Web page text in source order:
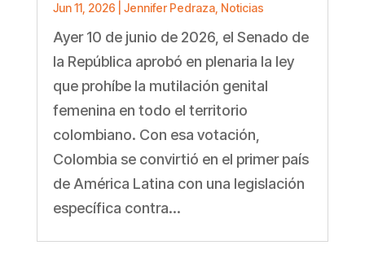
Jun 11, 2026 Jennifer Pedraza, Noticias
Ayer 10 de junio de 2026, el Senado de
la República aprobó en plenaria la ley
que prohíbe la mutilación genital
femenina en todo el territorio
colombiano. Con esa votación,
Colombia se convirtió en el primer país
de América Latina con una legislación
específica contra...